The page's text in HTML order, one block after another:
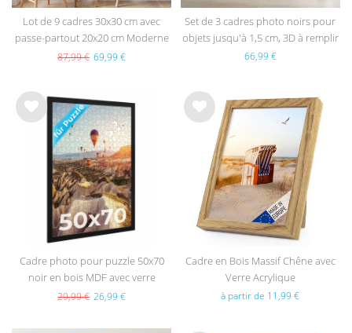
Lot de 9 cadres 30x30 cm avec
passe-partout 20x20 cm Moderne
Naturel en MDF avec vitre en
87,99 € 69,99 €
Set de 3 cadres photo noirs pour
objets jusqu'à 1,5 cm, 3D à remplir
40x40 cm, profond avec passe-
66,99 €
List
Cadre photo pour puzzle 50x70
noir en bois MDF avec verre
acrylique
29,99 € 26,99 €
List
Cadre en Bois Massif Chêne avec
Verre Acrylique
à partir de 11,99 €